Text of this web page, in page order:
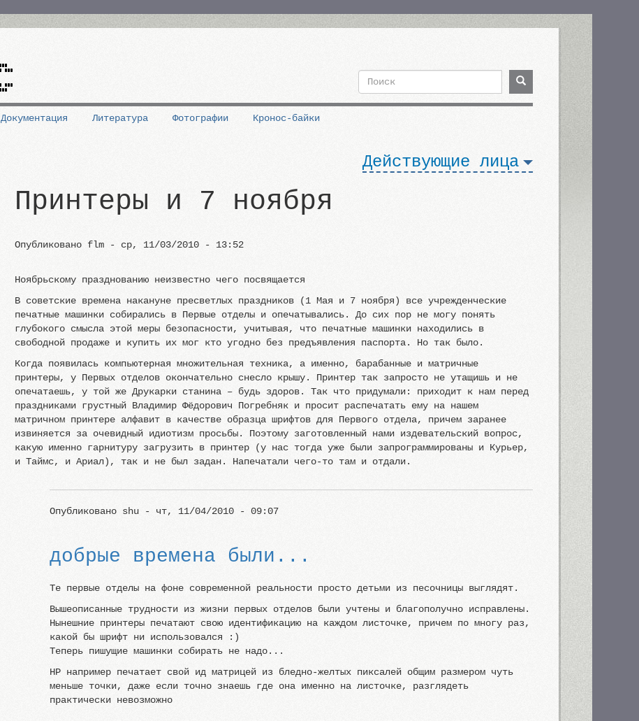
Форма
Поиск Поиск
Документация Литература Фотографии Кронос-байки
Действующие лица
Принтеры и 7 ноября
Опубликовано flm- ср, 11/03/2010 - 13:52
Ноябрьскому празднованию неизвестно чего посвящается
В советские времена накануне пресветлых праздников (1 Мая и 7 ноября) все учрежденческие
печатные машинки собирались в Первые отделы и опечатывались. До сих пор не могу понять
глубокого смысла этой меры безопасности, учитывая, что печатные машинки находились в
свободной продаже и купить их мог кто угодно без предъявления паспорта. Но так было.
Когда появилась компьютерная множительная техника, а именно, барабанные и матричные
принтеры, у Первых отделов окончательно снесло крышу. Принтер так запросто не утащишь и не
опечатаешь, у той же Друкарки станина – будь здоров. Так что придумали: приходит к нам перед
праздниками грустный Владимир Фёдорович Погребняк и просит распечатать ему на нашем
матричном принтере алфавит в качестве образца шрифтов для Первого отдела, причем заранее
извиняется за очевидный идиотизм просьбы. Поэтому заготовленный нами издевательский вопрос,
какую именно гарнитуру загрузить в принтер (у нас тогда уже были запрограммированы и Курьер,
и Таймс, и Ариал), так и не был задан. Напечатали чего-то там и отдали.
Опубликовано shu- чт, 11/04/2010 - 09:07
добрые времена были...
Те первые отделы на фоне современной реальности просто детьми из песочницы выглядят.
Вышеописанные трудности из жизни первых отделов были учтены и благополучно исправлены.
Нынешние принтеры печатают свою идентификацию на каждом листочке, причем по многу раз,
какой бы шрифт ни использовался :)
Теперь пишущие машинки собирать не надо...
HP например печатает свой ид матрицей из бледно-желтых пиксалей общим размером чуть
меньше точки, даже если точно знаешь где она именно на листочке, разглядеть
практически невозможно